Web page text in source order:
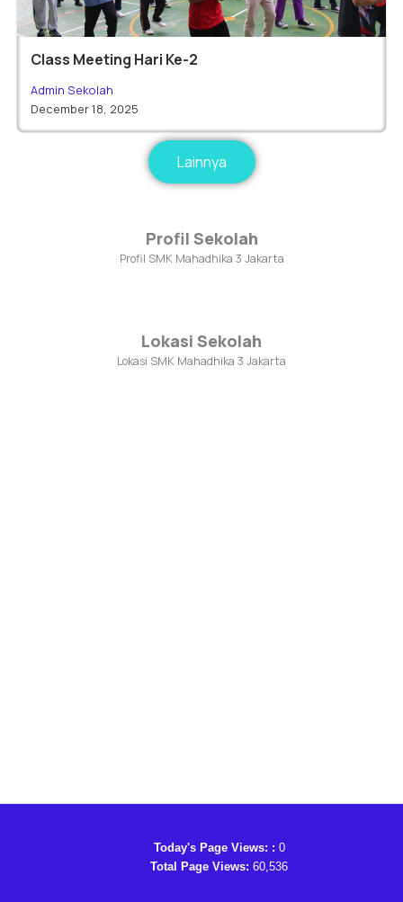
Class Meeting Hari Ke-2
Admin Sekolah
December 18, 2025
Lainnya
Profil Sekolah
Profil SMK Mahadhika 3 Jakarta
Lokasi Sekolah
Lokasi SMK Mahadhika 3 Jakarta
Today's Page Views: : 0
Total Page Views: 60,536